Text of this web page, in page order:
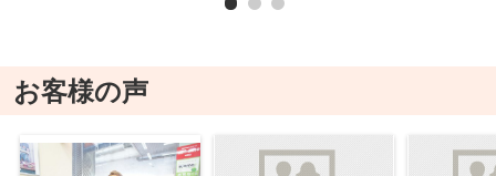
お客様の声